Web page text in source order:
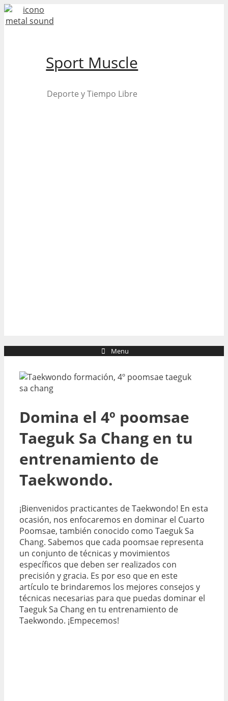
Skip
to
Sport Muscle
Deporte y Tiempo Libre
Menu
Domina el 4º poomsae
Taeguk Sa Chang en tu
entrenamiento de
Taekwondo.
¡Bienvenidos practicantes de Taekwondo! En esta
ocasión, nos enfocaremos en dominar el Cuarto
Poomsae, también conocido como Taeguk Sa
Chang. Sabemos que cada poomsae representa
un conjunto de técnicas y movimientos
específicos que deben ser realizados con
precisión y gracia. Es por eso que en este
artículo te brindaremos los mejores consejos y
técnicas necesarias para que puedas dominar el
Taeguk Sa Chang en tu entrenamiento de
Taekwondo. ¡Empecemos!